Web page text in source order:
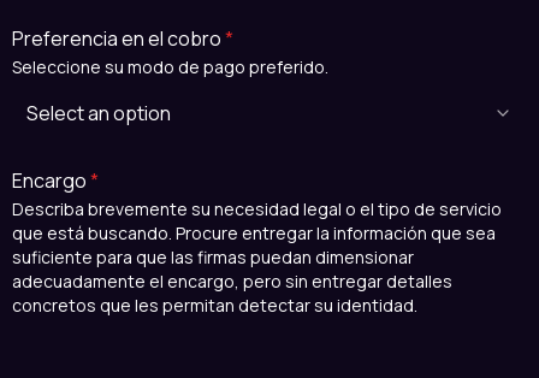
Preferencia en el cobro*
Seleccione su modo de pago preferido.
Encargo*
Describa brevemente su necesidad legal o el tipo de servicio
que está buscando. Procure entregar la información que sea
suficiente para que las firmas puedan dimensionar
adecuadamente el encargo, pero sin entregar detalles
concretos que les permitan detectar su identidad.